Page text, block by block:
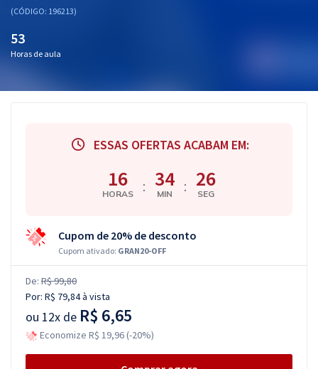
(CÓDIGO: 196213)
53
Horas de aula
ESSAS OFERTAS ACABAM EM:
16
HORAS : 34
MIN : 25
SEG
Cupom de 20% de desconto
Cupom ativado: GRAN20-OFF
De: R$ 99,80
Por: R$ 79,84à vista
ou 12x de R$ 6,65
Economize R$ 19,96 (-20%)